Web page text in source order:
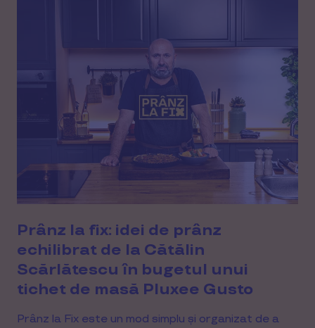
Prânz la fix: idei de prânz
echilibrat de la Cătălin
Scărlătescu în bugetul unui
tichet de masă Pluxee Gusto
Prânz la Fix este un mod simplu și organizat de a